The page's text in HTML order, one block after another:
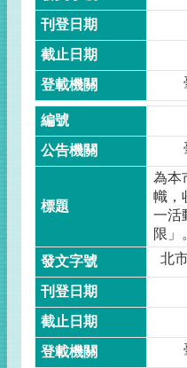
為本
幟，
一活
限」
北